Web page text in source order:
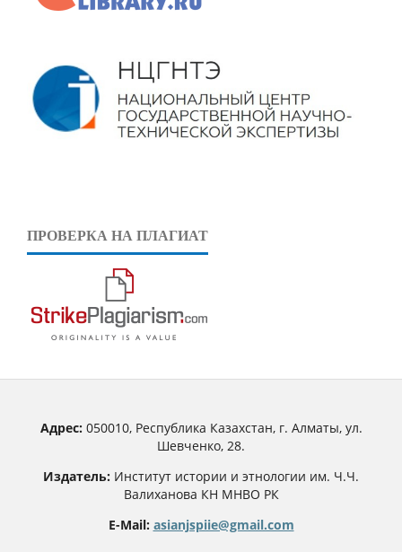
ПРОВЕРКА НА ПЛАГИАТ
Адрес:050010, Республика Казахстан, г. Алматы, ул.
Шевченко, 28.
Издатель: Институт истории и этнологии им. Ч.Ч.
Валиханова КН МНВО РК
E-Mail: asianjspiie@gmail.com